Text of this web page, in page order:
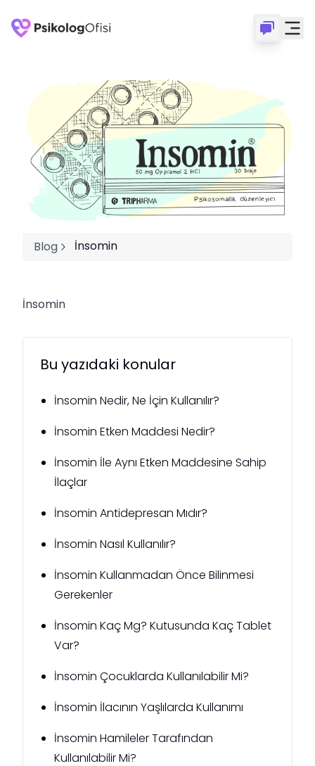
Blog İnsomin
İnsomin
Bu yazıdaki konular
İnsomin Nedir, Ne İçin Kullanılır?
İnsomin Etken Maddesi Nedir?
İnsomin İle Aynı Etken Maddesine Sahip
İlaçlar
İnsomin Antidepresan Mıdır?
İnsomin Nasıl Kullanılır?
İnsomin Kullanmadan Önce Bilinmesi
Gerekenler
İnsomin Kaç Mg? Kutusunda Kaç Tablet
Var?
İnsomin Çocuklarda Kullanılabilir Mi?
İnsomin İlacının Yaşlılarda Kullanımı
İnsomin Hamileler Tarafından
Kullanılabilir Mi?